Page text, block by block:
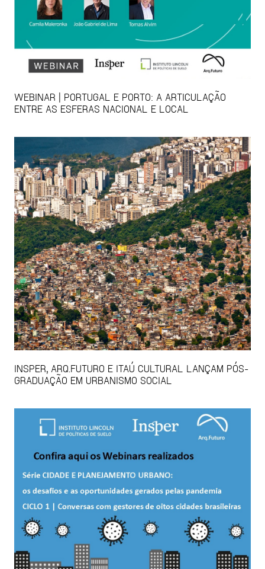
WEBINAR | PORTUGAL E PORTO: A ARTICULAÇÃO
ENTRE AS ESFERAS NACIONAL E LOCAL
INSPER, ARQ.FUTURO E ITAÚ CULTURAL LANÇAM PÓS-
GRADUAÇÃO EM URBANISMO SOCIAL